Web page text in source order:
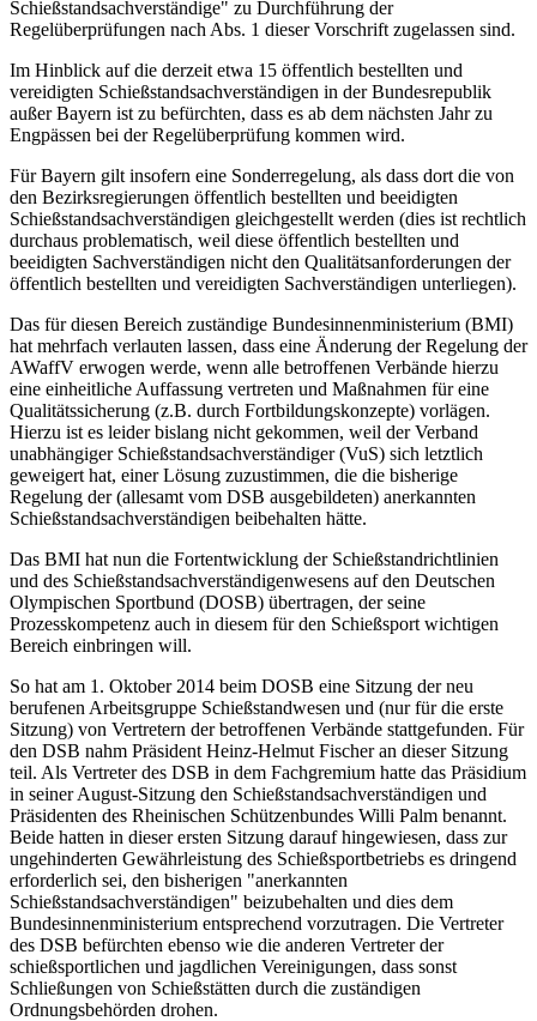
Schießstandsachverständige" zu Durchführung der
Regelüberprüfungen nach Abs. 1 dieser Vorschrift zugelassen sind.
Im Hinblick auf die derzeit etwa 15 öffentlich bestellten und
vereidigten Schießstandsachverständigen in der Bundesrepublik
außer Bayern ist zu befürchten, dass es ab dem nächsten Jahr zu
Engpässen bei der Regelüberprüfung kommen wird.
Für Bayern gilt insofern eine Sonderregelung, als dass dort die von
den Bezirksregierungen öffentlich bestellten und beeidigten
Schießstandsachverständigen gleichgestellt werden (dies ist rechtlich
durchaus problematisch, weil diese öffentlich bestellten und
beeidigten Sachverständigen nicht den Qualitätsanforderungen der
öffentlich bestellten und vereidigten Sachverständigen unterliegen).
Das für diesen Bereich zuständige Bundesinnenministerium (BMI)
hat mehrfach verlauten lassen, dass eine Änderung der Regelung der
AWaffV erwogen werde, wenn alle betroffenen Verbände hierzu
eine einheitliche Auffassung vertreten und Maßnahmen für eine
Qualitätssicherung (z.B. durch Fortbildungskonzepte) vorlägen.
Hierzu ist es leider bislang nicht gekommen, weil der Verband
unabhängiger Schießstandsachverständiger (VuS) sich letztlich
geweigert hat, einer Lösung zuzustimmen, die die bisherige
Regelung der (allesamt vom DSB ausgebildeten) anerkannten
Schießstandsachverständigen beibehalten hätte.
Das BMI hat nun die Fortentwicklung der Schießstandrichtlinien
und des Schießstandsachverständigenwesens auf den Deutschen
Olympischen Sportbund (DOSB) übertragen, der seine
Prozesskompetenz auch in diesem für den Schießsport wichtigen
Bereich einbringen will.
So hat am 1. Oktober 2014 beim DOSB eine Sitzung der neu
berufenen Arbeitsgruppe Schießstandwesen und (nur für die erste
Sitzung) von Vertretern der betroffenen Verbände stattgefunden. Für
den DSB nahm Präsident Heinz-Helmut Fischer an dieser Sitzung
teil. Als Vertreter des DSB in dem Fachgremium hatte das Präsidium
in seiner August-Sitzung den Schießstandsachverständigen und
Präsidenten des Rheinischen Schützenbundes Willi Palm benannt.
Beide hatten in dieser ersten Sitzung darauf hingewiesen, dass zur
ungehinderten Gewährleistung des Schießsportbetriebs es dringend
erforderlich sei, den bisherigen "anerkannten
Schießstandsachverständigen" beizubehalten und dies dem
Bundesinnenministerium entsprechend vorzutragen. Die Vertreter
des DSB befürchten ebenso wie die anderen Vertreter der
schießsportlichen und jagdlichen Vereinigungen, dass sonst
Schließungen von Schießstätten durch die zuständigen
Ordnungsbehörden drohen.